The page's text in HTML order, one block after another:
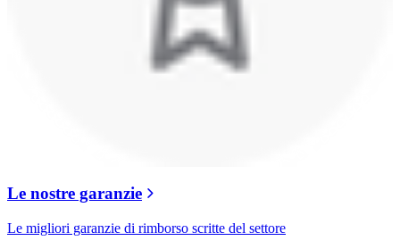
Le nostre garanzie
Le migliori garanzie di rimborso scritte del settore